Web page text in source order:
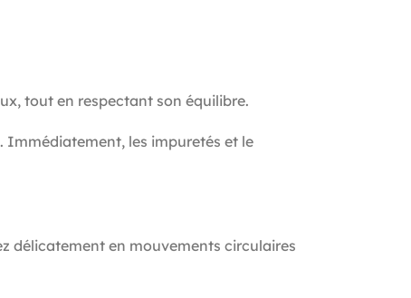
tout en respectant son équilibre.
Immédiatement, les impuretés et le
délicatement en mouvements circulaires